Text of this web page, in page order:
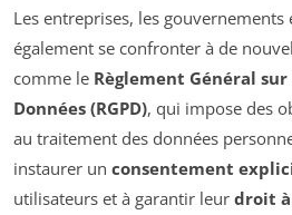
Les entreprises, les
également se confronter à de
comme le Règlement Général
Données (RGPD), qui impose des
au traitement des données
instaurer un consentement
utilisateurs et à garantir leur droit à